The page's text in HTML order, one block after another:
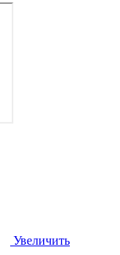
Увеличить